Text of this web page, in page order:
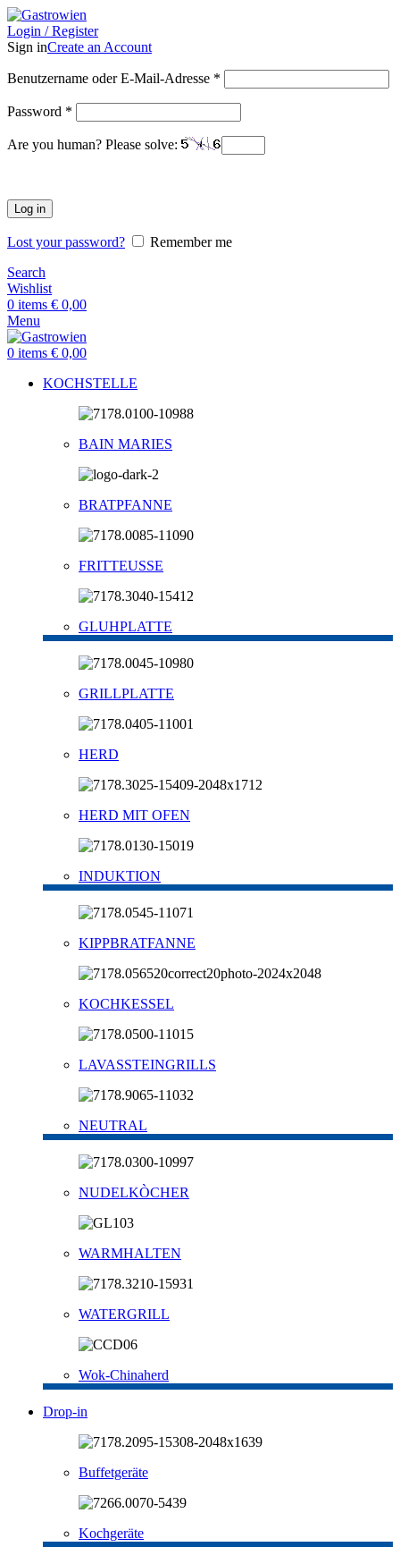
Login / Register
Sign inCreate an Account
Benutzername oder E-Mail-Adresse *
Password *
Are you human? Please solve:
Log in
Lost your password?
Remember me
Search
Wishlist
0 items € 0,00
Menu
0 items € 0,00
KOCHSTELLE
BAIN MARIES
BRATPFANNE
FRITTEUSSE
GLUHPLATTE
GRILLPLATTE
HERD
HERD MIT OFEN
INDUKTION
KIPPBRATFANNE
KOCHKESSEL
LAVASSTEINGRILLS
NEUTRAL
NUDELKÒCHER
WARMHALTEN
WATERGRILL
Wok-Chinaherd
Drop-in
Buffetgeräte
Kochgeräte